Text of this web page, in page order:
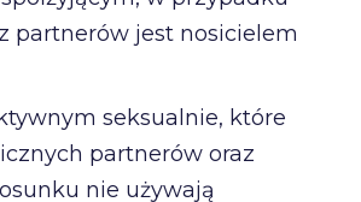
partnerów jest nosicielem
seksualnie, które
partnerów oraz
nie używają